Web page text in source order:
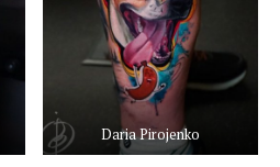
Daria Pirojenko